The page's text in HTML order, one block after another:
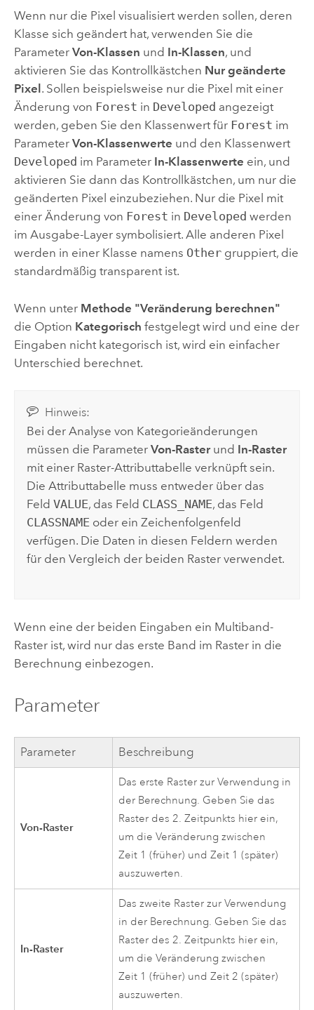
Wenn nur die Pixel visualisiert werden sollen, deren
Klasse sich geändert hat, verwenden Sie die
Parameter Von-Klassen und In-Klassen, und
aktivieren Sie das Kontrollkästchen Nur geänderte
Pixel . Sollen beispielsweise nur die Pixel mit einer
Änderung von Forest in Developed angezeigt
werden, geben Sie den Klassenwert für Forest im
Parameter Von-Klassenwerte und den Klassenwert
Developed im Parameter In-Klassenwerte ein, und
aktivieren Sie dann das Kontrollkästchen, um nur die
geänderten Pixel einzubeziehen. Nur die Pixel mit
einer Änderung von Forest in Developed werden
im Ausgabe-Layer symbolisiert. Alle anderen Pixel
werden in einer Klasse namens Othergruppiert, die
standardmäßig transparent ist.
Wenn unter Methode "Veränderung berechnen"
die Option Kategorisch festgelegt wird und eine der
Eingaben nicht kategorisch ist, wird ein einfacher
Unterschied berechnet.
Hinweis:
Bei der Analyse von Kategorieänderungen
müssen die ParameterVon-Raster und In-Raster
mit einer Raster-Attributtabelle verknüpft sein.
Die Attributtabelle muss entweder über das
FeldVALUE, das Feld CLASS_NAME, das Feld
CLASSNAME oder ein Zeichenfolgenfeld
verfügen. Die Daten in diesen Feldern werden
für den Vergleich der beiden Raster verwendet.
Wenn eine der beiden Eingaben ein Multiband-
Raster ist, wird nur das erste Band im Raster in die
Berechnung einbezogen.
Parameter
Parameter Beschreibung
Von-Raster
Das erste Raster zur Verwendung in
der Berechnung. Geben Sie das
Raster des 2. Zeitpunkts hier ein,
um die Veränderung zwischen
Zeit 1 (früher) und Zeit 1 (später)
auszuwerten.
In-Raster
Das zweite Raster zur Verwendung
in der Berechnung. Geben Sie das
Raster des 2. Zeitpunkts hier ein,
um die Veränderung zwischen
Zeit 1 (früher) und Zeit 2 (später)
auszuwerten.